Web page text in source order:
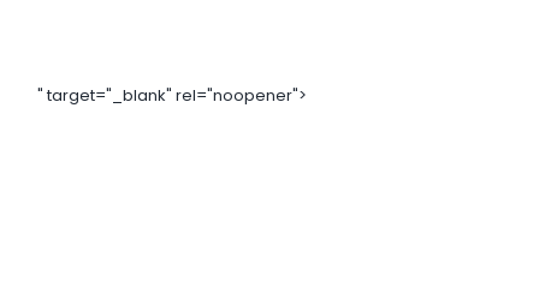
" target="_blank" rel="noopener">